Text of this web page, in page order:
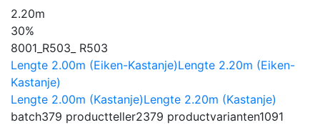
2.20m
30%
8001_R503_ R503
Lengte 2.00m (Eiken-Kastanje)Lengte 2.20m (Eiken-
Kastanje)
Lengte 2.00m (Kastanje)Lengte 2.20m (Kastanje)
batch379 productteller2379 productvarianten1091